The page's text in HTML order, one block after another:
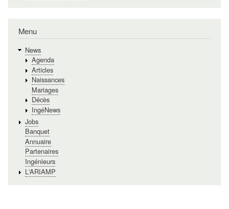
Menu
News
Agenda
Articles
Naissances
Mariages
Décès
IngéNews
Jobs
Banquet
Annuaire
Partenaires
Ingénieurs
L'ARIAMP